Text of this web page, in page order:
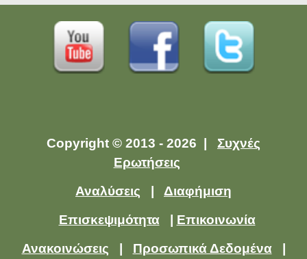
Copyright © 2013 - 2026 | Συχνές
Ερωτήσεις
Αναλύσεις
Διαφήμιση
Επισκεψιμότητα| Επικοινωνία
Ανακοινώσεις
Προσωπικά Δεδομένα|